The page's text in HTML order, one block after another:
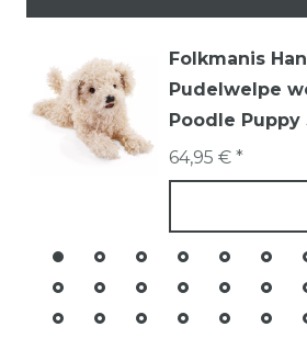
Folkmanis
Pudelwelpe
Poodle Puppy
64,95 € *